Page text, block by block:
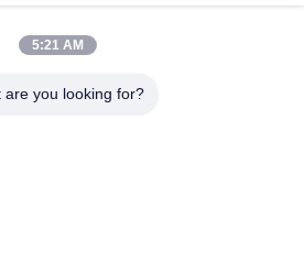
5:21 AM
are you looking for?